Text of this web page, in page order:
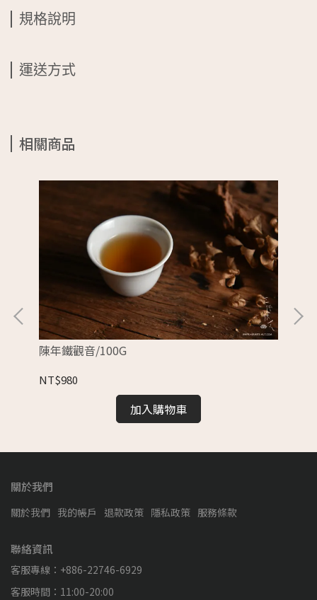
規格說明
運送方式
相關商品
陳年鐵觀音/100G
NT$980
加入購物車
關於我們
關於我們 我的帳戶 退款政策 隱私政策 服務條款
聯絡資訊
客服專線：+886-22746-6929
客服時間：11:00-20:00